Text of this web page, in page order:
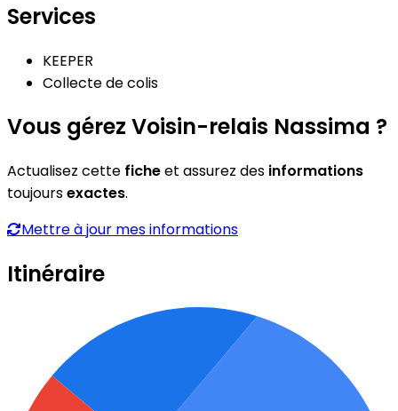
Services
KEEPER
Collecte de colis
Vous gérez Voisin-relais Nassima ?
Actualisez cette ficheet assurez des informations
toujoursexactes.
Mettre à jour mes informations
Itinéraire